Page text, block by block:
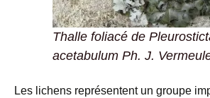
Thalle foliacé de
acetabulum Ph. J.
Les lichens représentent un groupe